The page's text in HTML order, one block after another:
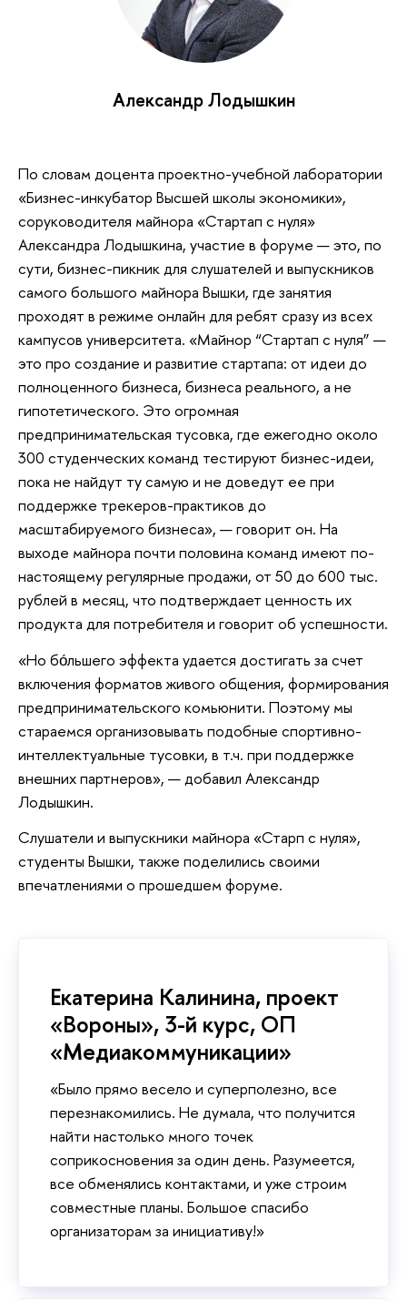
Александр Лодышкин
По словам доцента проектно-учебной лаборатории
«Бизнес-инкубатор Высшей школы экономики»,
соруководителя майнора «Стартап с нуля»
Александра Лодышкина, участие в форуме — это, по
сути, бизнес-пикник для слушателей и выпускников
самого большого майнора Вышки, где занятия
проходят в режиме онлайн для ребят сразу из всех
кампусов университета. «Майнор “Стартап с нуля” —
это про создание и развитие стартапа: от идеи до
полноценного бизнеса, бизнеса реального, а не
гипотетического. Это огромная
предпринимательская тусовка, где ежегодно около
300 студенческих команд тестируют бизнес-идеи,
пока не найдут ту самую и не доведут ее при
поддержке трекеров-практиков до
масштабируемого бизнеса», — говорит он. На
выходе майнора почти половина команд имеют по-
настоящему регулярные продажи, от 50 до 600 тыс.
рублей в месяц, что подтверждает ценность их
продукта для потребителя и говорит об успешности.
«Но бо́льшего эффекта удается достигать за счет
включения форматов живого общения, формирования
предпринимательского комьюнити. Поэтому мы
стараемся организовывать подобные спортивно-
интеллектуальные тусовки, в т.ч. при поддержке
внешних партнеров», — добавил Александр
Лодышкин.
Слушатели и выпускники майнора «Старп с нуля»,
студенты Вышки, также поделились своими
впечатлениями о прошедшем форуме.
Екатерина Калинина, проект
«Вороны», 3-й курс, ОП
«Медиакоммуникации»
«Было прямо весело и суперполезно, все
перезнакомились. Не думала, что получится
найти настолько много точек
соприкосновения за один день. Разумеется,
все обменялись контактами, и уже строим
совместные планы. Большое спасибо
организаторам за инициативу!»